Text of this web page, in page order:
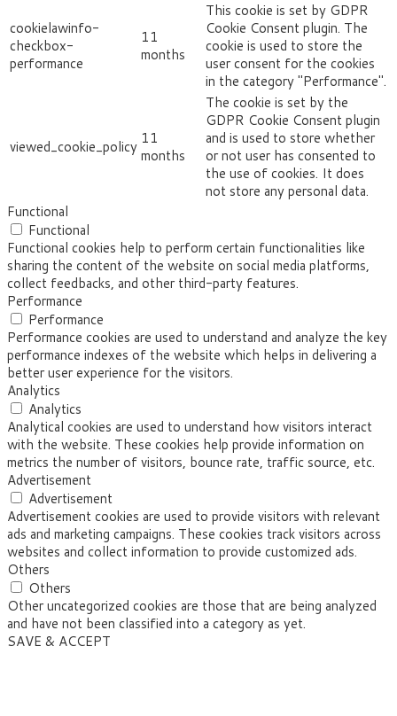
cookielawinfo-
checkbox-
performance
11
months
This cookie is set by GDPR
Cookie Consent plugin. The
cookie is used to store the
user consent for the cookies
in the category "Performance".
viewed_cookie_policy 11
months
The cookie is set by the
GDPR Cookie Consent plugin
and is used to store whether
or not user has consented to
the use of cookies. It does
not store any personal data.
Functional
Functional
Functional cookies help to perform certain functionalities like
sharing the content of the website on social media platforms,
collect feedbacks, and other third-party features.
Performance
Performance
Performance cookies are used to understand and analyze the key
performance indexes of the website which helps in delivering a
better user experience for the visitors.
Analytics
Analytics
Analytical cookies are used to understand how visitors interact
with the website. These cookies help provide information on
metrics the number of visitors, bounce rate, traffic source, etc.
Advertisement
Advertisement
Advertisement cookies are used to provide visitors with relevant
ads and marketing campaigns. These cookies track visitors across
websites and collect information to provide customized ads.
Others
Others
Other uncategorized cookies are those that are being analyzed
and have not been classified into a category as yet.
SAVE & ACCEPT